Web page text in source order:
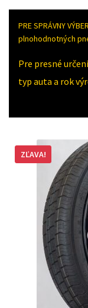
PRE SPRÁVNY
plnohodnotných
Pre presné
typ auta a rok
ZĽAVA!